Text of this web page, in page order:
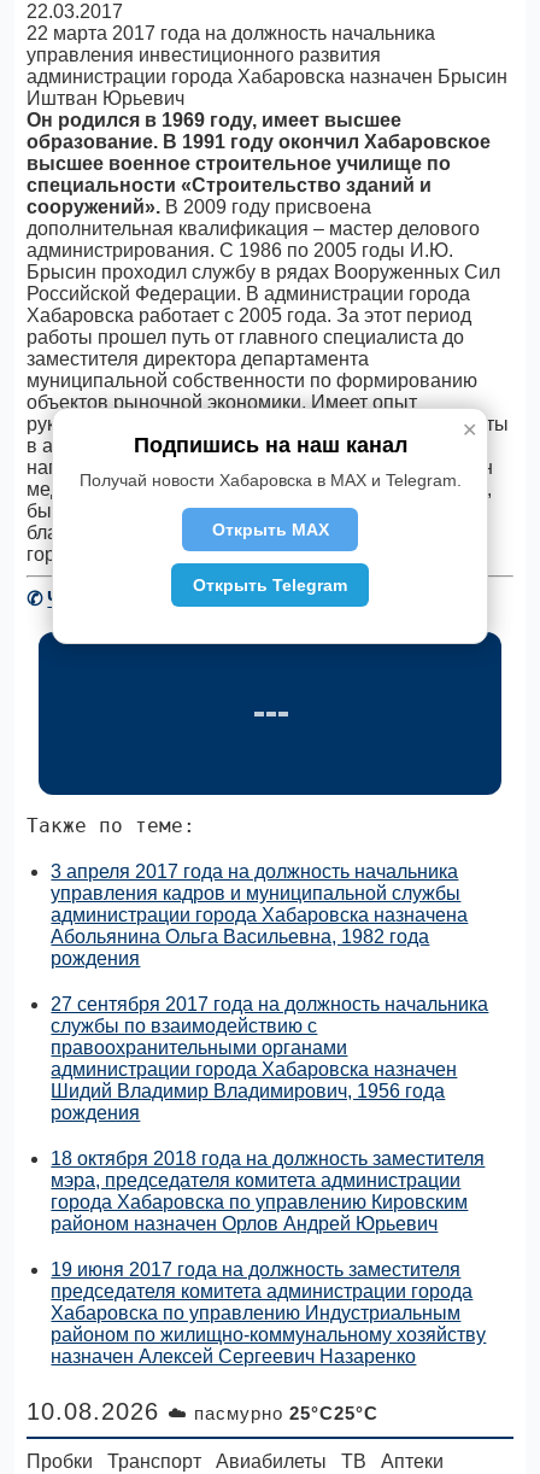
22.03.2017
22 марта 2017 года на должность начальника
управления инвестиционного развития
администрации города Хабаровска назначен Брысин
Иштван Юрьевич
Он родился в 1969 году, имеет высшее
образование. В 1991 году окончил Хабаровское
высшее военное строительное училище по
специальности «Строительство зданий и
сооружений». В 2009 году присвоена
дополнительная квалификация – мастер делового
администрирования. С 1986 по 2005 годы И.Ю.
Брысин проходил службу в рядах Вооруженных Сил
Российской Федерации. В администрации города
Хабаровска работает с 2005 года. За этот период
работы прошел путь от главного специалиста до
заместителя директора департамента
муниципальной собственности по формированию
объектов рыночной экономики. Имеет опыт
руководящей работы более 12 лет. За период работы
в администрации города Хабаровска поощрен
нагрудным знаком «Признание и почет», награжден
медалью «Участнику борьбы со стихией на Амуре»,
был отмечен благодарностью мэра города,
благодарственными письмами администрации
города Хабаровска, неоднократно поощрялся.
✆Читать новости Хабаровска в Telegram
Также по теме:
3 апреля 2017 года на должность начальника
управления кадров и муниципальной службы
администрации города Хабаровска назначена
Абольянина Ольга Васильевна, 1982 года
рождения
27 сентября 2017 года на должность начальника
службы по взаимодействию с
правоохранительными органами
администрации города Хабаровска назначен
Шидий Владимир Владимирович, 1956 года
рождения
18 октября 2018 года на должность заместителя
мэра, председателя комитета администрации
города Хабаровска по управлению Кировским
районом назначен Орлов Андрей Юрьевич
19 июня 2017 года на должность заместителя
председателя комитета администрации города
Хабаровска по управлению Индустриальным
районом по жилищно-коммунальному хозяйству
назначен Алексей Сергеевич Назаренко
✕
Подпишись на наш канал
Получай новости Хабаровска в MAX и Telegram.
Открыть MAX
Открыть Telegram
10.08.2026 ☁️ пасмурно25°C25°C
Пробки Транспорт Авиабилеты ТВ
Аптеки